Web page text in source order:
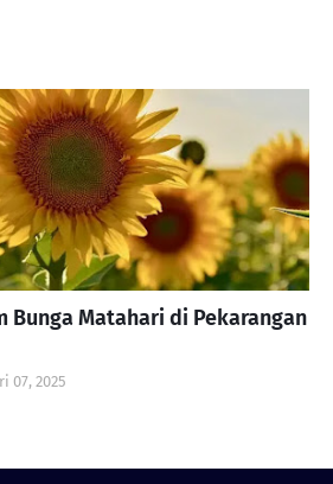
Bunga Matahari di Pekarangan
07, 2025